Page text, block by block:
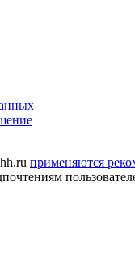
применяются